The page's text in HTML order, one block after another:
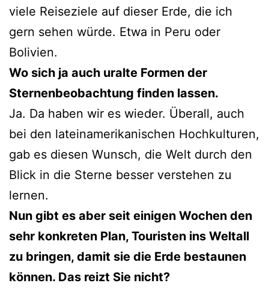
viele Reiseziele auf dieser Erde, die ich
gern sehen würde. Etwa in Peru oder
Bolivien.
Wo sich ja auch uralte Formen der
Sternenbeobachtung finden lassen.
Ja. Da haben wir es wieder. Überall, auch
bei den lateinamerikanischen Hochkulturen,
gab es diesen Wunsch, die Welt durch den
Blick in die Sterne besser verstehen zu
lernen.
Nun gibt es aber seit einigen Wochen den
sehr konkreten Plan, Touristen ins Weltall
zu bringen, damit sie die Erde bestaunen
können. Das reizt Sie nicht?